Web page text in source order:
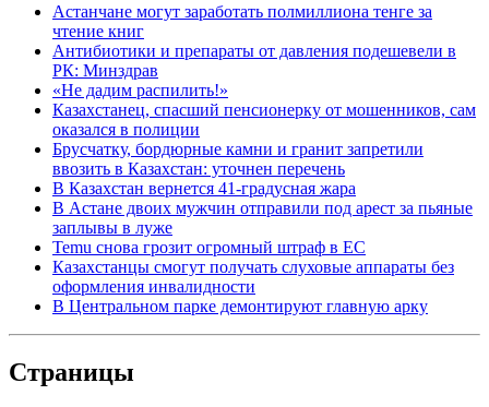
Астанчане могут заработать полмиллиона тенге за
чтение книг
Антибиотики и препараты от давления подешевели в
РК: Минздрав
«Не дадим распилить!»
Казахстанец, спасший пенсионерку от мошенников, сам
оказался в полиции
Брусчатку, бордюрные камни и гранит запретили
ввозить в Казахстан: уточнен перечень
В Казахстан вернется 41-градусная жара
В Астане двоих мужчин отправили под арест за пьяные
заплывы в луже
Temu снова грозит огромный штраф в ЕС
Казахстанцы смогут получать слуховые аппараты без
оформления инвалидности
В Центральном парке демонтируют главную арку
Страницы